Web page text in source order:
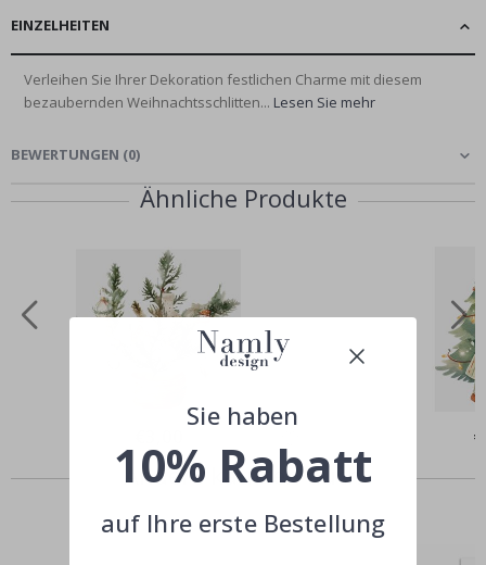
EINZELHEITEN
Verleihen Sie Ihrer Dekoration festlichen Charme mit diesem
bezaubernden Weihnachtsschlitten... Lesen Sie mehr
BEWERTUNGEN (0)
Ähnliche Produkte
Price
Andere kauften auch
Sie haben
10% Rabatt
auf Ihre erste Bestellung